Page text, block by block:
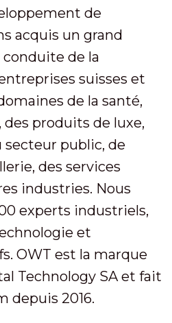
de
acquis un grand
conduite de la
suisses et
de la santé,
produits de luxe,
public, de
des services
industries. Nous
experts industriels,
et
OWT est la marque
Technology SA et fait
depuis 2016.